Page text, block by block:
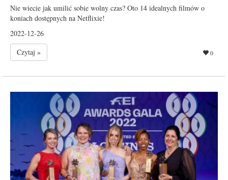
Nie wiecie jak umilić sobie wolny czas? Oto 14 idealnych filmów o
koniach dostępnych na Netflixie!
2022-12-26
Czytaj »
0